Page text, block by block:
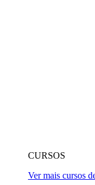
CURSOS
Ver mais cursos